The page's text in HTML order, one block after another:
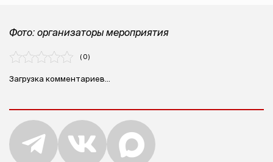
Фото: организаторы мероприятия
( 0 )
Загрузка комментариев...